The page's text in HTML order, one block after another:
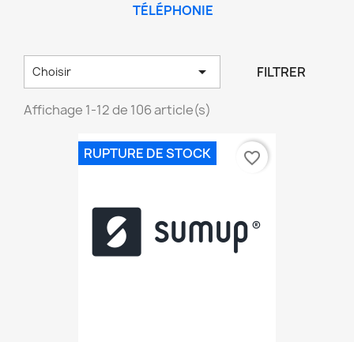
TÉLÉPHONIE
Choisir  FILTRER
Affichage 1-12 de 106 article(s)
RUPTURE DE STOCK favorite_border